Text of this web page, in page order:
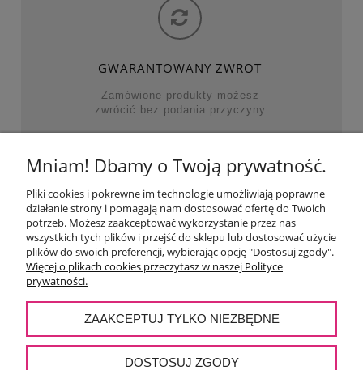
GWARANTOWANY ZWROT
Zamówione produkty możesz
zwrócić bez podania przyczyny
NAJWAŻNIEJSZE KATEGORIE
POMOC
MOJE KONTO
PŁATNOŚCI I DOSTAWA
O NAS
Mniam! Dbamy o Twoją prywatność.
Pliki cookies i pokrewne im technologie umożliwiają poprawne
działanie strony i pomagają nam dostosować ofertę do Twoich
potrzeb. Możesz zaakceptować wykorzystanie przez nas
wszystkich tych plików i przejść do sklepu lub dostosować użycie
plików do swoich preferencji, wybierając opcję "Dostosuj zgody".
Więcej o plikach cookies przeczytasz w naszej Polityce
prywatności.
ZAAKCEPTUJ TYLKO NIEZBĘDNE
DOSTOSUJ ZGODY